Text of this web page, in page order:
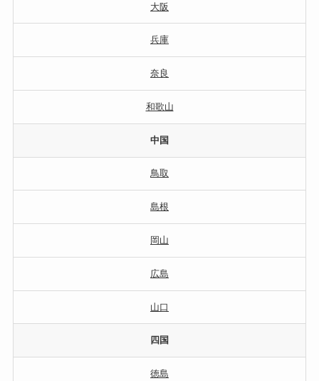
大阪
兵庫
奈良
和歌山
中国
鳥取
島根
岡山
広島
山口
四国
徳島